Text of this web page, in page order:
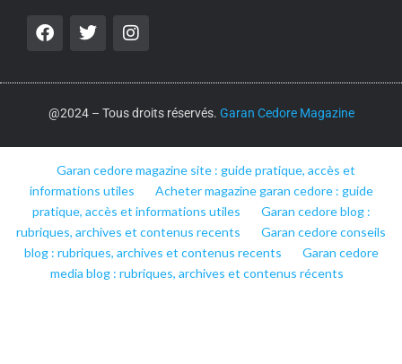
@2024 – Tous droits réservés. Garan Cedore Magazine
Garan cedore magazine site : guide pratique, accès et
informations utiles
Acheter magazine garan cedore : guide
pratique, accès et informations utiles
Garan cedore blog :
rubriques, archives et contenus recents
Garan cedore conseils
blog : rubriques, archives et contenus recents
Garan cedore
media blog : rubriques, archives et contenus récents